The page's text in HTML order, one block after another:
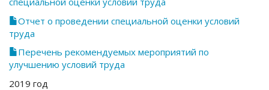
Отчет о проведении специальной оценки условий
труда
Перечень рекомендуемых мероприятий по
улучшению условий труда
2019 год